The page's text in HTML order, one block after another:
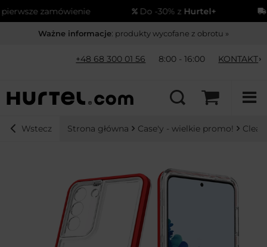
zamówienie Do -30% zHurtel+
Ważne informacje: produkty wycofane z obrotu »
+48 68 300 01 56 8:00 - 16:00 KONTAKT
Wstecz Strona główna Case'y - wielkie promo!